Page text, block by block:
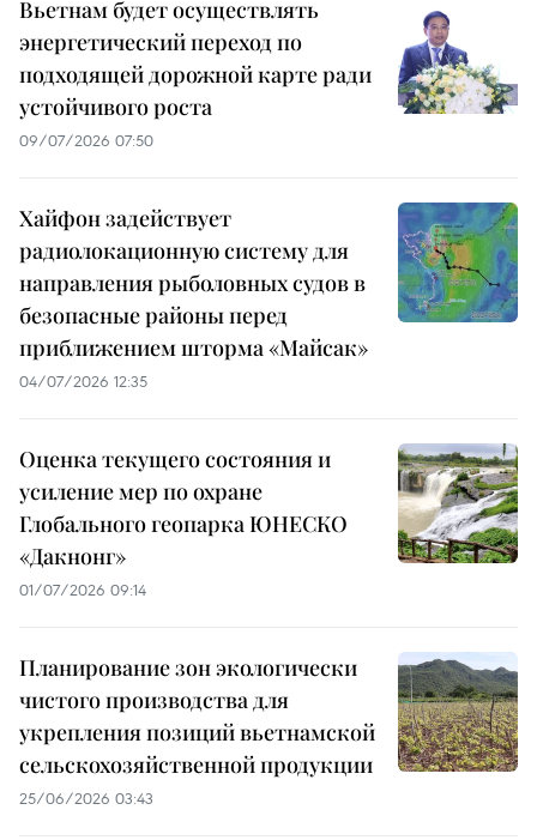
Вьетнам будет осуществлять
энергетический переход по
подходящей дорожной карте ради
устойчивого роста
09/07/2026 07:50
Хайфон задействует
радиолокационную систему для
направления рыболовных судов в
безопасные районы перед
приближением шторма «Майсак»
04/07/2026 12:35
Оценка текущего состояния и
усиление мер по охране
Глобального геопарка ЮНЕСКО
«Дакнонг»
01/07/2026 09:14
Планирование зон экологически
чистого производства для
укрепления позиций вьетнамской
сельскохозяйственной продукции
25/06/2026 03:43